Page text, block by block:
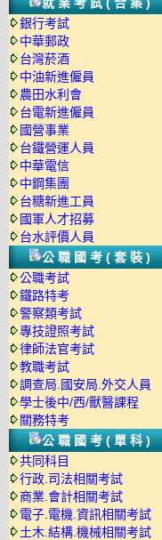
銀行考試
中華郵政
台灣菸酒
中油新進僱員
農田水利會
台電新進僱員
國營事業
台鐵營運人員
中華電信
中鋼集團
台糖新進工員
國軍人才招募
台水評價人員
公職國考(套裝)
公職考試
鐵路特考
警察類考試
專技證照考試
律師法官考試
教職考試
調查局.國安局.外交人員
學士後中/西/獸醫課程
關務特考
公職國考(單科)
共同科目
行政.司法相關考試
商業.會計相關考試
電子.電機.資訊相關考試
土木.結構.機械相關考試